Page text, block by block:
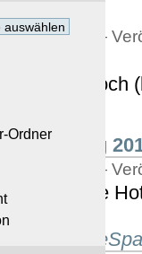
auswählen
Ordner
—
12:17
hier hoch
—
aktuelle
DSD